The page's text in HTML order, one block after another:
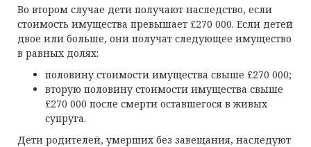
Во втором случае дети получают наследство, если
стоимость имущества превышает £270 000. Если детей
двое или больше, они получат следующее имущество
в равных долях:
половину стоимости имущества свыше £270 000;
вторую половину стоимости имущества свыше
£270 000 после смерти оставшегося в живых
супруга.
Дети родителей, умерших без завещания, наследуют